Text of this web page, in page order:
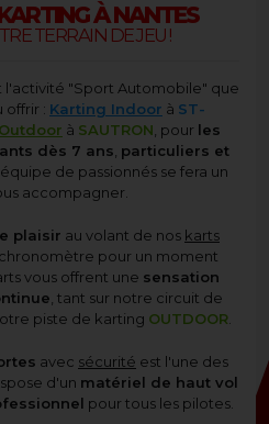
À NANTES
TERRAIN DE JEU !
l'activité "Sport Automobile" que
offrir : Karting Indoor à ST-
à SAUTRON , pour les
dès 7 ans particuliers et
de passionnés se fera un
accompagner.
plaisir au volant de nos karts
pour un moment
vous offrent une sensation
, tant sur notre circuit de
piste de karting OUTDOOR.
avec sécurité est l'une des
d'un matériel de haut vol
pour tous les pilotes.